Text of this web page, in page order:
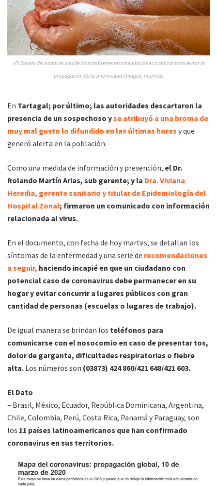
»El lavado de manos es una de las más fuertes recomendaciones a aplicar para evitar la
propagación de la enfermedad (Imagen: internet)
En Tartagal; por último; las autoridades descartaron la
presencia de un sospechoso yse atribuyó a una broma de
muy mal gusto lo difundido en las últimas horas y que
generó alerta en la población.
Como una medida de información y prevención, el Dr.
Rolando Martín Arias, sub gerente; y la Dra. Viviana
Heredia, gerente sanitario y titular de Epidemiología del
Hospital Zonal; firmaron un comunicado con información
relacionada al virus.
En el documento, con fecha de hoy martes, se detallan los
síntomas de la enfermedad y una serie de recomendaciones
a seguir, haciendo incapié en que un ciudadano con
potencial caso de coronavirus debe permanecer en su
hogar y evitar concurrir a lugares públicos con gran
cantidad de personas (escuelas o lugares de trabajo).
De igual manera se brindan los teléfonos para
comunicarse con el nosocomio en caso de presentar tos,
dolor de garganta, dificultades respiratorias o fiebre
alta. Los números son (03873) 424 860/421 648/421 603.
El Dato
– Brasil, México, Ecuador, República Dominicana, Argentina,
Chile, Colombia, Perú, Costa Rica, Panamá y Paraguay, son
los 11 países latinoamericanos que han confirmado
coronavirus en sus territorios.